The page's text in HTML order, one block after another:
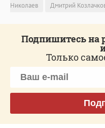
Николаев
Дмитрий
Подпишитесь на
Только